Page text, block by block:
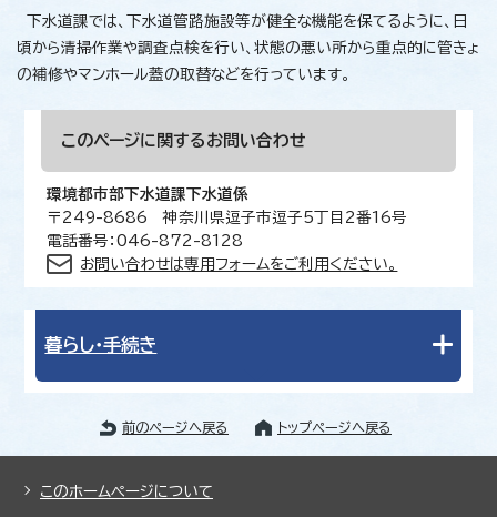
下水道課では、下水道管路施設等が健全な機能を保てるように、日
頃から清掃作業や調査点検を行い、状態の悪い所から重点的に管きょ
の補修やマンホール蓋の取替などを行っています。
このページに関する お問い合わせ
環境都市部下水道課下水道係
〒249-8686 神奈川県逗子市逗子5丁目2番16号
電話番号：046-872-8128
お問い合わせは専用フォームをご利用ください。
暮らし・手続き
前のページへ戻る トップページへ戻る
このホームページについて